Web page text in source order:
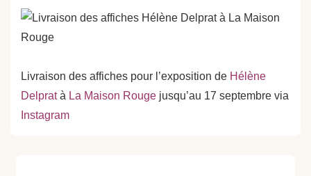
Livraison des affiches pour l’exposition de Hélène
Delpratà La Maison Rouge jusqu’au 17 septembre via
Instagram